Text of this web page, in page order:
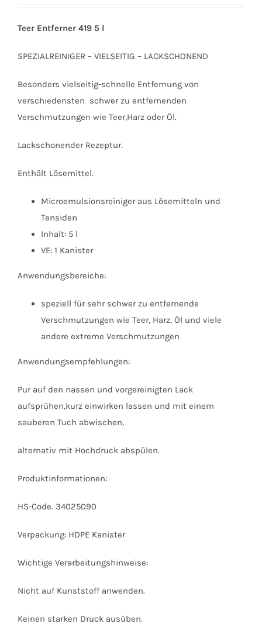
58,25 €46,90 €.
Teer Entferner 419 5 l
SPEZIALREINIGER – VIELSEITIG – LACKSCHONEND
Besonders vielseitig-schnelle Entfernung von
verschiedensten schwer zu entfernenden
Verschmutzungen wie Teer,Harz oder Öl.
Lackschonender Rezeptur.
Enthält Lösemittel.
Microemulsionsreiniger aus Lösemitteln und
Tensiden
Inhalt: 5 l
VE: 1 Kanister
Anwendungsbereiche:
speziell für sehr schwer zu entfernende
Verschmutzungen wie Teer, Harz, Öl und viele
andere extreme Verschmutzungen
Anwendungsempfehlungen:
Pur auf den nassen und vorgereinigten Lack
aufsprühen,kurz einwirken lassen und mit einem
sauberen Tuch abwischen,
alternativ mit Hochdruck abspülen.
Produktinformationen:
HS-Code. 34025090
Verpackung: HDPE Kanister
Wichtige Verarbeitungshinweise:
Nicht auf Kunststoff anwenden.
Keinen starken Druck ausüben.